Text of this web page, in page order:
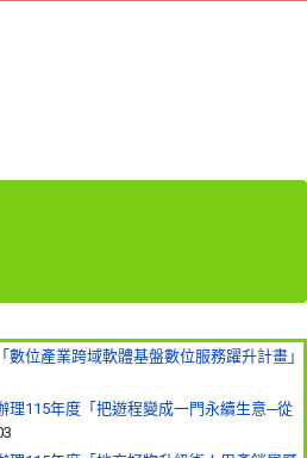
位產業跨域軟體基盤數位服務躍升計畫」
理115年度「把遊程變成一門永續生意─從